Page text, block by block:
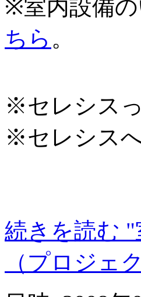
※室内設備
ちら 。
※セレシス
※セレシス
続きを読む
（プロジェ